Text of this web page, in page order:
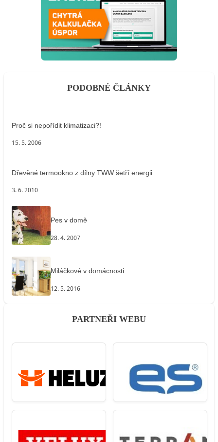
PODOBNÉ ČLÁNKY
Proč si nepořídit klimatizaci?!
15. 5. 2006
Dřevěné termookno z dílny TWW šetří energii
3. 6. 2010
Pes v domě
28. 4. 2007
Miláčkové v domácnosti
12. 5. 2016
PARTNEŘI WEBU